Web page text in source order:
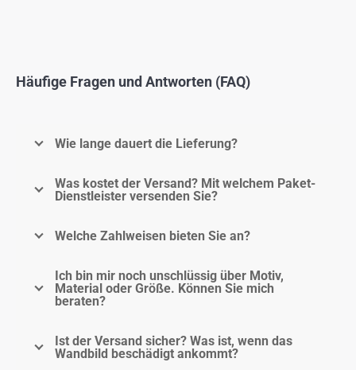
Häufige Fragen und Antworten (FAQ)
Wie lange dauert die Lieferung?
Was kostet der Versand? Mit welchem Paket-
Dienstleister versenden Sie?
Welche Zahlweisen bieten Sie an?
Ich bin mir noch unschlüssig über Motiv,
Material oder Größe. Können Sie mich
beraten?
Ist der Versand sicher? Was ist, wenn das
Wandbild beschädigt ankommt?